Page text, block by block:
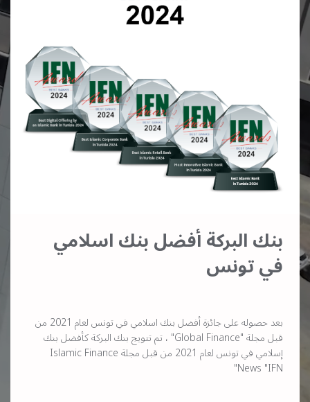
بنك البركة أفضل بنك اسلامي
في تونس
بعد حصوله على جائزة أفضل بنك اسلامي في تونس لعام 2021 من
قبل مجلة "Global Finance" ، تم تتويج بنك البركة كأفضل بنك
إسلامي في تونس لعام 2021 من قبل مجلة Islamic Finance
News "IFN"